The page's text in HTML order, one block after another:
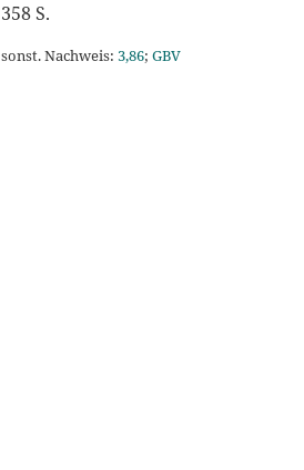
358 S.
sonst. Nachweis: 3,86; GBV